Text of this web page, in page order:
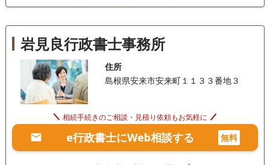
岩見良行政書士事務所
住所
島根県安来市安来町１１３３番地３
相続手続きのご相談・見積り依頼もお気軽に
e行政書士にWeb相談する 無料